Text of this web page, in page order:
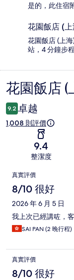
是的，此住宿
花園飯店 (
花園飯店 (上
站，4 分鐘步
評
價
花園飯店 (
9.2 卓越
1,008 則評價
9.4
整潔度
評
價
真實評價
8/10 很好
2026 年 6 月 5 日
我上次已經講咗，
SAI PAN (2 晚行程)
真實評價
8/10 很好